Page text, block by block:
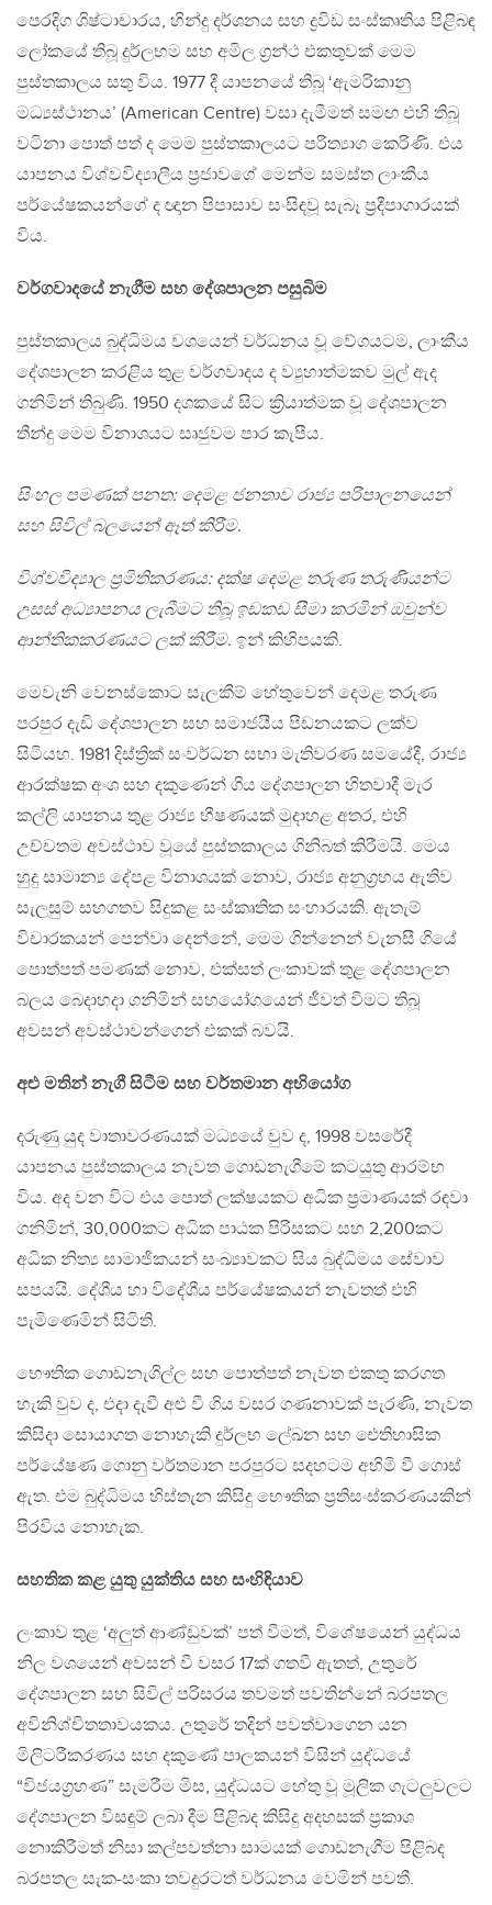
පෙරදිග ශිෂ්ටාචාරය, හින්දු දර්ශනය සහ ද්‍රවිඩ සංස්කෘතිය පිළිබඳ
ලෝකයේ තිබූ දුර්ලභම සහ අමිල ග්‍රන්ථ එකතුවක් මෙම
පුස්තකාලය සතු විය. 1977 දී යාපනයේ තිබූ ‘ඇමරිකානු
මධ්‍යස්ථානය’ (American Centre) වසා දැමීමත් සමඟ එහි තිබූ
වටිනා පොත් පත් ද මෙම පුස්තකාලයට පරිත්‍යාග කෙරිණි. එය
යාපනය විශ්වවිද්‍යාලීය ප්‍රජාවගේ මෙන්ම සමස්ත ලාංකීය
පර්යේෂකයන්ගේ ද ඥාන පිපාසාව සංසිඳවූ සැබෑ ප්‍රදීපාගාරයක්
විය.
වර්ගවාදයේ නැගීම සහ දේශපාලන පසුබිම
පුස්තකාලය බුද්ධිමය වශයෙන් වර්ධනය වූ වේගයටම, ලාංකීය
දේශපාලන කරළිය තුළ වර්ගවාදය ද ව්‍යුහාත්මකව මුල් ඇද
ගනිමින් තිබුණි. 1950 දශකයේ සිට ක්‍රියාත්මක වූ දේශපාලන
තීන්දු මෙම විනාශයට සෘජුවම පාර කැපීය.
සිංහල පමණක් පනත: දෙමළ ජනතාව රාජ්‍ය පරිපාලනයෙන්
සහ සිවිල් බලයෙන් ඈත් කිරීම.
විශ්වවිද්‍යාල ප්‍රමිතිකරණය: දක්ෂ දෙමළ තරුණ තරුණියන්ට
උසස් අධ්‍යාපනය ලැබීමට තිබූ ඉඩකඩ සීමා කරමින් ඔවුන්ව
ආන්තිකකරණයට ලක් කිරීම. ඉන් කිහිපයකි.
මෙවැනි වෙනස්කොට සැලකීම් හේතුවෙන් දෙමළ තරුණ
පරපුර දැඩි දේශපාලන සහ සමාජයීය පීඩනයකට ලක්ව
සිටියහ. 1981 දිස්ත්‍රික් සංවර්ධන සභා මැතිවරණ සමයේදී, රාජ්‍ය
ආරක්ෂක අංශ සහ දකුණෙන් ගිය දේශපාලන හිතවාදී මැර
කල්ලි යාපනය තුළ රාජ්‍ය භීෂණයක් මුදාහළ අතර, එහි
උච්චතම අවස්ථාව වූයේ පුස්තකාලය ගිනිබත් කිරීමයි. මෙය
හුදු සාමාන්‍ය දේපළ විනාශයක් නොව, රාජ්‍ය අනුග්‍රහය ඇතිව
සැලසුම් සහගතව සිදුකළ සංස්කෘතික සංහාරයකි. ඇතැම්
විචාරකයන් පෙන්වා දෙන්නේ, මෙම ගින්නෙන් වැනසී ගියේ
පොත්පත් පමණක් නොව, එක්සත් ලංකාවක් තුළ දේශපාලන
බලය බෙදාහදා ගනිමින් සහයෝගයෙන් ජීවත් වීමට තිබූ
අවසන් අවස්ථාවන්ගෙන් එකක් බවයි.
අළු මතින් නැගී සිටීම සහ වර්තමාන අභියෝග
දරුණු යුද වාතාවරණයක් මධ්‍යයේ වුව ද, 1998 වසරේදී
යාපනය පුස්තකාලය නැවත ගොඩනැගීමේ කටයුතු ආරම්භ
විය. අද වන විට එය පොත් ලක්ෂයකට අධික ප්‍රමාණයක් රඳවා
ගනිමින්, 30,000කට අධික පාඨක පිරිසකට සහ 2,200කට
අධික නිත්‍ය සාමාජිකයන් සංඛ්‍යාවකට සිය බුද්ධිමය සේවාව
සපයයි. දේශීය හා විදේශීය පර්යේෂකයන් නැවතත් එහි
පැමිණෙමින් සිටිති.
භෞතික ගොඩනැගිල්ල සහ පොත්පත් නැවත එකතු කරගත
හැකි වුව ද, එදා දැවී අළු වී ගිය වසර ගණනාවක් පැරණි, නැවත
කිසිදා සොයාගත නොහැකි දුර්ලභ ලේඛන සහ ඓතිහාසික
පර්යේෂණ ගොනු වර්තමාන පරපුරට සදහටම අහිමි වී ගොස්
ඇත. එම බුද්ධිමය හිස්තැන කිසිදු භෞතික ප්‍රතිසංස්කරණයකින්
පිරවිය නොහැක.
සහතික කළ යුතු යුක්තිය සහ සංහිඳියාව
ලංකාව තුළ ‘අලුත් ආණ්ඩුවක්’ පත් වීමත්, විශේෂයෙන් යුද්ධය
නිල වශයෙන් අවසන් වී වසර 17ක් ගතවී ඇතත්, උතුරේ
දේශපාලන සහ සිවිල් පරිසරය තවමත් පවතින්නේ බරපතල
අවිනිශ්චිතතාවයකය. උතුරේ තදින් පවත්වාගෙන යන
මිලිටරීකරණය සහ දකුණේ පාලකයන් විසින් යුද්ධයේ
“විජයග්‍රහණ” සැමරීම මිස, යුද්ධයට හේතු වූ මූලික ගැටලුවලට
දේශපාලන විසඳුම් ලබා දීම පිළිබද කිසිදු අදහසක් ප්‍රකාශ
නොකිරීමත් නිසා කල්පවත්නා සාමයක් ගොඩනැගීම පිළිබද
බරපතල සැක-සංකා තවදුරටත් වර්ධනය වෙමින් පවතී.